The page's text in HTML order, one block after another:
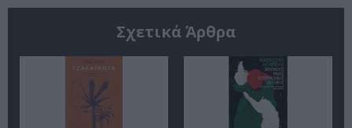
Σχετικά Άρθρα